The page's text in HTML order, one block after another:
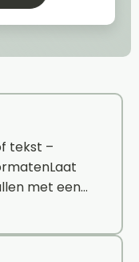
tekst –
met een…